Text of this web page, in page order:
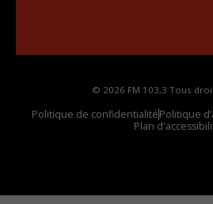
© 2026 FM 103,3 Tous
Politique de confidentialitéPolitique
Plan